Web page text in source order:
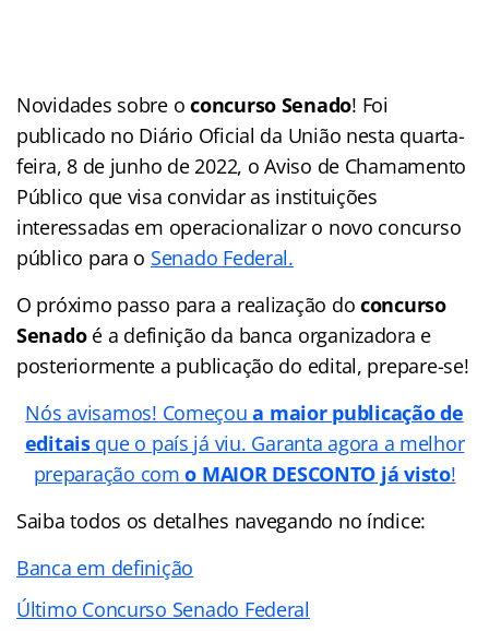
Novidades sobre oconcurso Senado! Foi
publicado no Diário Oficial da União nesta quarta-
feira, 8 de junho de 2022, o Aviso de Chamamento
Público que visa convidar as instituições
interessadas em operacionalizar o novo concurso
público para o Senado Federal.
O próximo passo para a realização doconcurso
Senadoé a definição da banca organizadora e
posteriormente a publicação do edital, prepare-se!
Nós avisamos! Começoua maior publicação de
editaisque o país já viu. Garanta agora a melhor
preparação como MAIOR DESCONTO já visto!
Saiba todos os detalhes navegando no índice:
Banca em definição
Último Concurso Senado Federal